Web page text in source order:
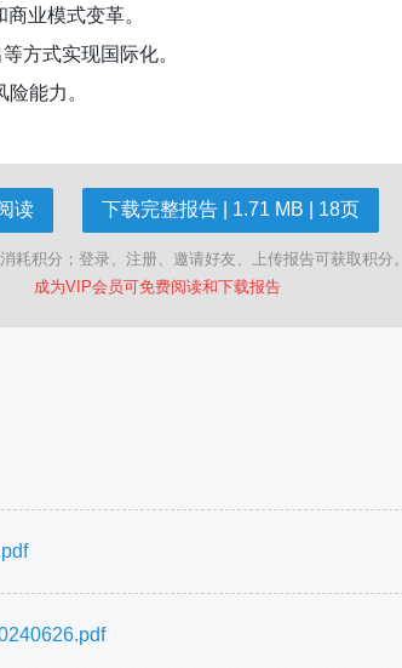
业模式变革。
方式实现国际化。
能力。
读 下载完整报告 | 1.71 MB | 18页
耗积分；登录、注册、邀请好友、上传报告可获取积分。
成为VIP会员可免费阅读和下载报告